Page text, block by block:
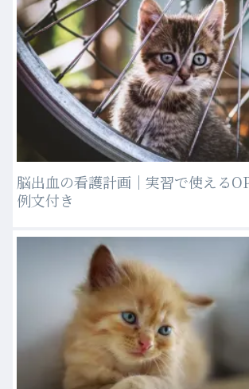
脳出血の看護計画｜実習で使える
例文付き